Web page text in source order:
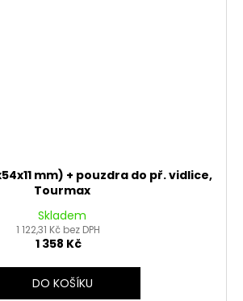
mm) + pouzdra do př. vidlice,
Tourmax
Skladem
1 122,31 Kč bez DPH
1 358 Kč
DO KOŠÍKU